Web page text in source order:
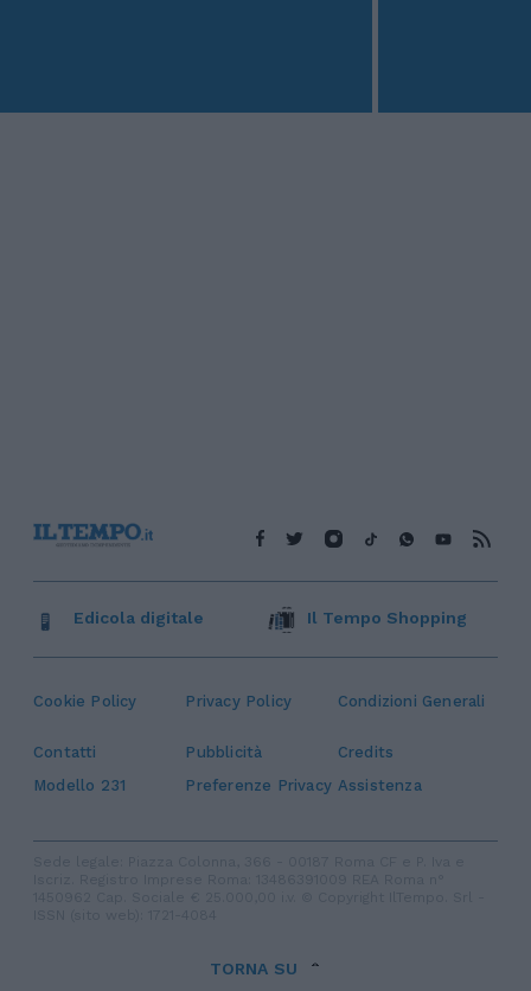
Cookie Policy Privacy Policy Condizioni Generali
Contatti Pubblicità
Credits
Modello 231
Preferenze Privacy Assistenza
Edicola digitale Il Tempo Shopping
TORNA SU